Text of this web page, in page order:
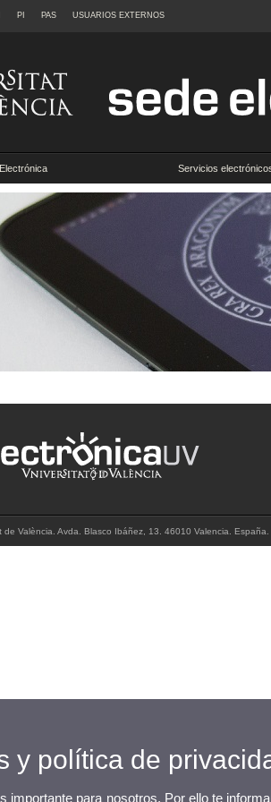
PI PAS USUARIOS EXTERNOS
Servicios
de València. Avda. Blasco Ibáñez, 13. 46010 Valencia.
y política de
importante para nosotros. Por ello te